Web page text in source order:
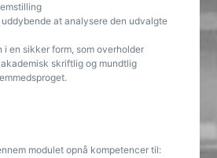
at analysere den udvalgte
i en sikker form, som overholder
skriftlig og mundtlig
modulet opnå kompetencer til: